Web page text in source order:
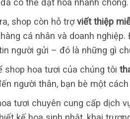
có thể đặt hoa nhanh chóng.
shop còn hỗ trợviết thiệp
cá nhân và doanh
người gửi – đó là những gì
shop hoa tươi của chúng tôi
người thân, bạn bè một
tươi chuyên cung cấp dịch